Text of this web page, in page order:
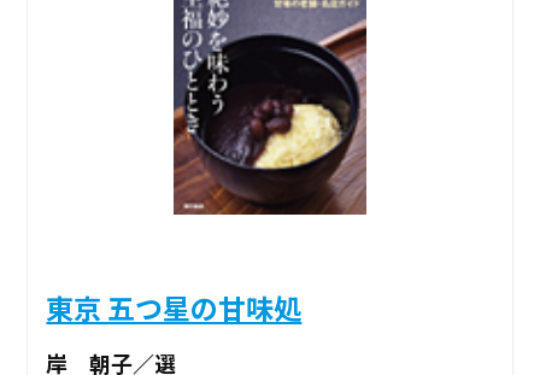
東京 五つ星の甘味処
岸 朝子／選